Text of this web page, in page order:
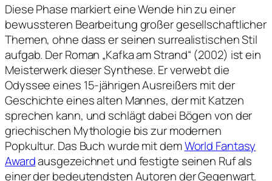
Diese Phase markiert eine Wende hin zu einer
bewussteren Bearbeitung großer gesellschaftlicher
Themen, ohne dass er seinen surrealistischen Stil
aufgab. Der Roman „Kafka am Strand“ (2002) ist ein
Meisterwerk dieser Synthese. Er verwebt die
Odyssee eines 15-jährigen Ausreißers mit der
Geschichte eines alten Mannes, der mit Katzen
sprechen kann, und schlägt dabei Bögen von der
griechischen Mythologie bis zur modernen
Popkultur. Das Buch wurde mit demWorld Fantasy
Awardausgezeichnet und festigte seinen Ruf als
einer der bedeutendsten Autoren der Gegenwart.